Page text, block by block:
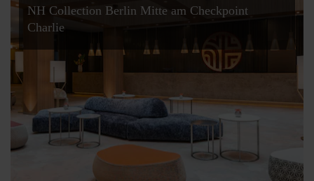
NH Collection Berlin Mitte am Checkpoint
Charlie